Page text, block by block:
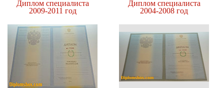
Диплом специалиста
2009-2011 год
Диплом специалиста
2004-2008 год